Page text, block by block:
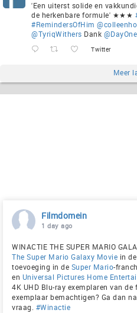
'Een uiterst solide en
de herkenbare formule' ★★★
#RemindersOfHim
@TyriqWithers Dank
Twitter
Meer
Filmdomein
1 day ago
WINACTIE THE SUPER MARIO
The Super Mario Galaxy Movie in
toevoeging in de Super Mario-
en Universal Pictures Home
4K UHD Blu-ray exemplaren van de
exemplaar bemachtigen? Ga dan
vraag. #Winactie